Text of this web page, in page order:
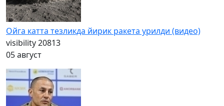
Ойга катта тезликда йирик ракета урилди (видео)
visibility20813
05 август